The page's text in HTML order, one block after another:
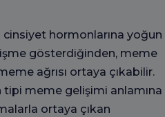
cinsiyet hormonlarına yoğun
gösterdiğinden, meme
ağrısı ortaya çıkabilir.
tipi meme gelişimi anlamına
ortaya çıkan